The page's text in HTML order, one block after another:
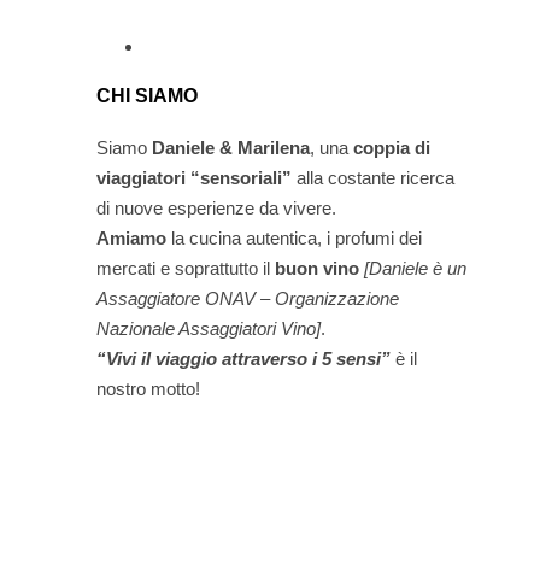
CHI SIAMO
Siamo Daniele & Marilena, una coppia di
viaggiatori “sensoriali” alla costante ricerca
di nuove esperienze da vivere.
Amiamo la cucina autentica, i profumi dei
mercati e soprattutto il buon vino [Daniele è un
Assaggiatore ONAV – Organizzazione
Nazionale Assaggiatori Vino].
“Vivi il viaggio attraverso i 5 sensi” è il
nostro motto!